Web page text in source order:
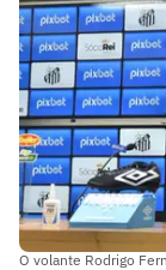
O volante Rodrigo